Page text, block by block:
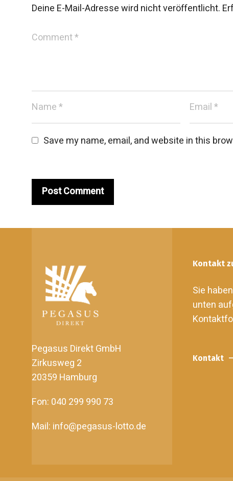
Deine E-Mail-Adresse wird nicht veröffentlicht.
Save my name, email, and website in this
Pegasus Direkt GmbH
Zirkusweg 2
20359 Hamburg
Fon: 040 299 990 73
Mail: info@pegasus-lotto.de
Kontakt
Sie
unten
Kontakt